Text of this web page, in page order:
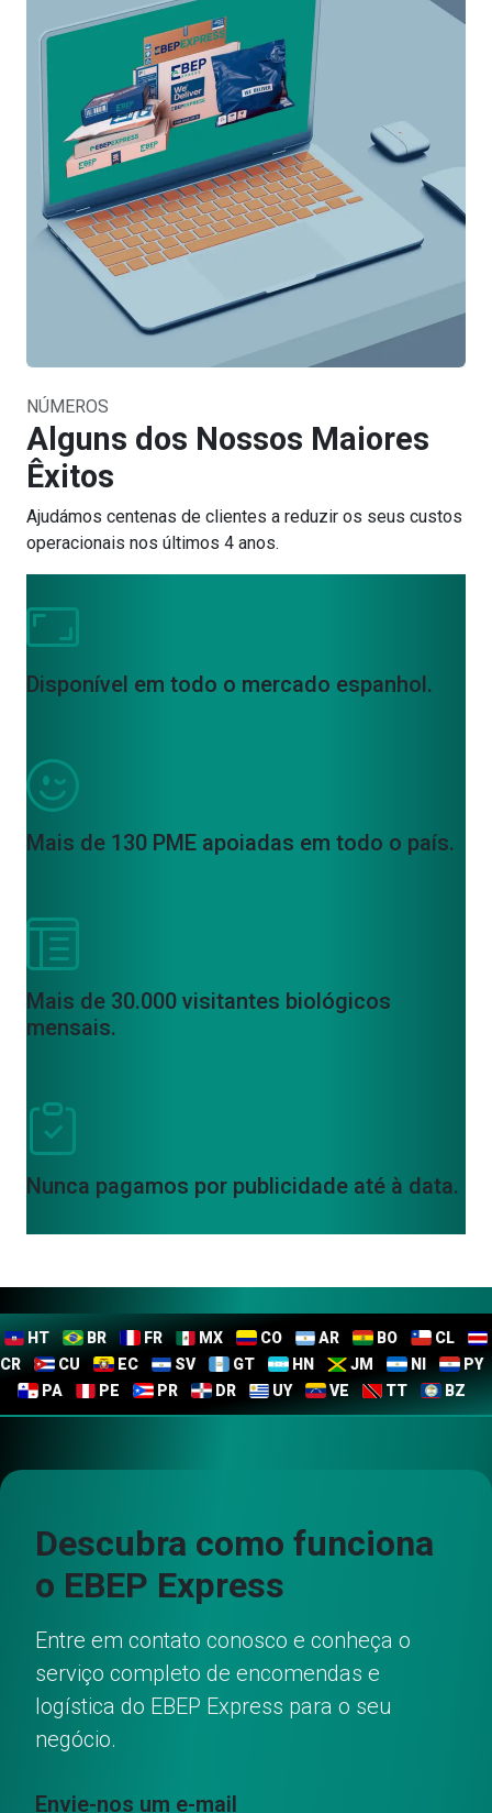
NÚMEROS
Alguns dos Nossos Maiores
Êxitos
Ajudámos centenas de clientes a reduzir os seus custos
operacionais nos últimos 4 anos.
Disponível em todo o mercado espanhol.
Mais de 130 PME apoiadas em todo o país.
Mais de 30.000 visitantes biológicos
mensais.
Nunca pagamos por publicidade até à data.
HT BR FR MX CO AR BO
CL
CR
CU EC SV GT HN JM NI
PY
PA
PE PR DR UY VE TT BZ
Descubra como funciona
o EBEP Express
Entre em contato conosco e conheça o
serviço completo de encomendas e
logística do EBEP Express para o seu
negócio.
Envie-nos um e-mail